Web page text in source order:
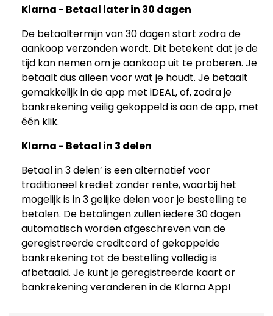
Klarna - Betaal later in 30 dagen
De betaaltermijn van 30 dagen start zodra de
aankoop verzonden wordt. Dit betekent dat je de
tijd kan nemen om je aankoop uit te proberen. Je
betaalt dus alleen voor wat je houdt. Je betaalt
gemakkelijk in de app met iDEAL, of, zodra je
bankrekening veilig gekoppeld is aan de app, met
één klik.
Klarna - Betaal in 3 delen
Betaal in 3 delen’ is een alternatief voor
traditioneel krediet zonder rente, waarbij het
mogelijk is in 3 gelijke delen voor je bestelling te
betalen. De betalingen zullen iedere 30 dagen
automatisch worden afgeschreven van de
geregistreerde creditcard of gekoppelde
bankrekening tot de bestelling volledig is
afbetaald. Je kunt je geregistreerde kaart or
bankrekening veranderen in de Klarna App!